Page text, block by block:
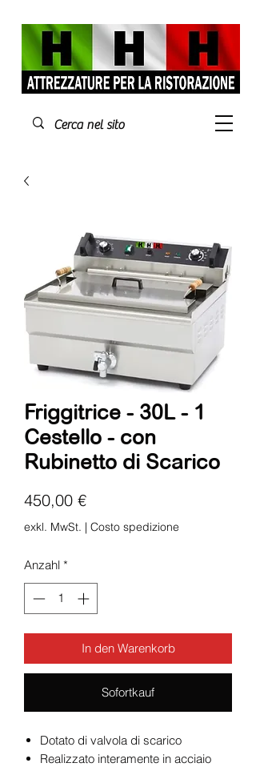
Friggitrice - 30L - 1
Cestello - con
Rubinetto di Scarico
450,00 €Preis
exkl. MwSt. | Costo spedizione
Anzahl *
In den Warenkorb
Sofortkauf
Dotato di valvola di scarico
Realizzato interamente in acciaio